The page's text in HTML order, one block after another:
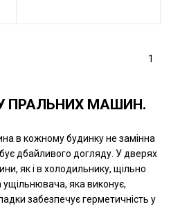
1
ПРАЛЬНИХ МАШИН.
в кожному будинку не замінна
дбайливого догляду. У дверях
як і в холодильнику, щільно
ущільнювача, яка виконує,
забезпечує герметичність у